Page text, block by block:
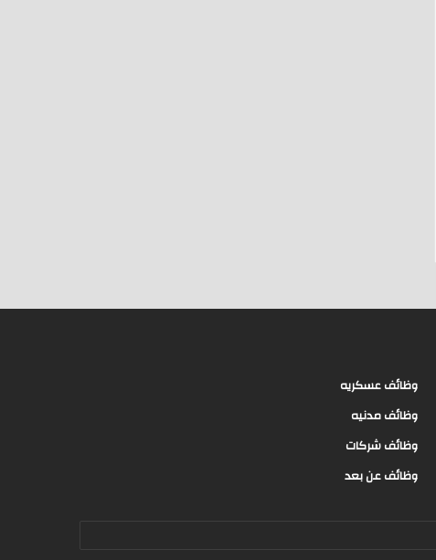
وظائف عسكريه
وظائف مدنيه
وظائف شركات
وظائف عن بعد